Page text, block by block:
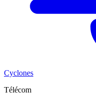
Cyclones
Télécom